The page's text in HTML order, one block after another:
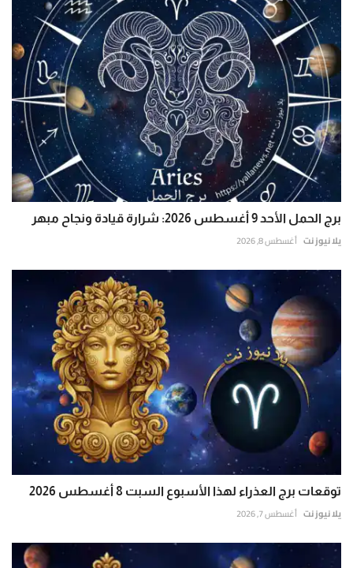
برج الحمل الأحد 9 أغسطس 2026: شرارة قيادة ونجاح مبهر
يلا نيوز نت أغسطس 8, 2026
توقعات برج العذراء لهذا الأسبوع السبت 8 أغسطس 2026
يلا نيوز نت أغسطس 7, 2026